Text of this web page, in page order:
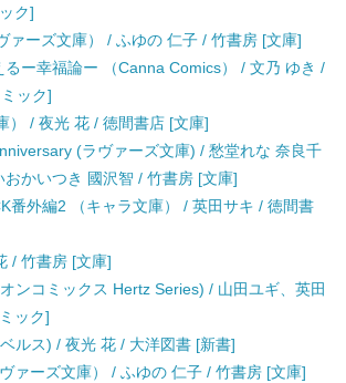
ク]
ァーズ文庫） / ふゆの 仁子 / 竹書房 [文庫]
るー幸福論ー （Canna Comics） / 文乃 ゆき /
ック]
） / 夜光 花 / 徳間書店 [文庫]
(ラヴァーズ文庫) / 愁堂れな 奈良千
かいつき 國沢智 / 竹書房 [文庫]
番外編2 （キャラ文庫） / 英田サキ / 徳間書
/ 竹書房 [文庫]
ンコミックス Hertz Series) / 山田ユギ、英田
ック]
ルス) / 夜光 花 / 大洋図書 [新書]
ァーズ文庫） / ふゆの 仁子 / 竹書房 [文庫]